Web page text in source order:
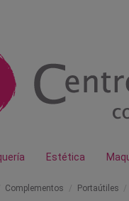
Estética
Complementos Portaútiles